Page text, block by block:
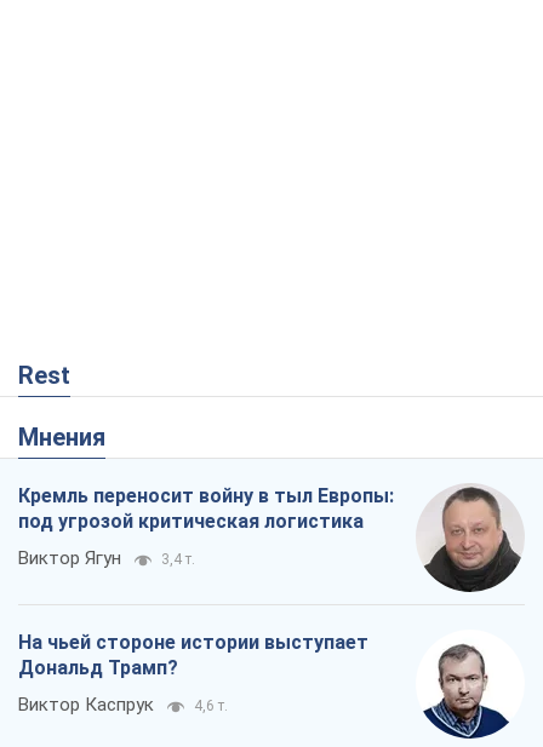
Rest
Мнения
Кремль переносит войну в тыл Европы:
под угрозой критическая логистика
Виктор Ягун 3,4 т.
На чьей стороне истории выступает
Дональд Трамп?
Виктор Каспрук 4,6 т.